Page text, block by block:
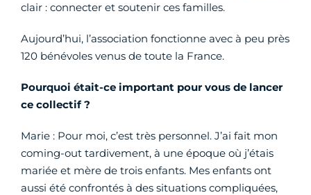
clair : connecter et soutenir ces familles.
Aujourd’hui, l’association fonctionne avec à peu près
120 bénévoles venus de toute la France.
Pourquoi était-ce important pour vous de lancer
ce collectif ?
Marie : Pour moi, c’est très personnel. J’ai fait mon
coming-out tardivement, à une époque où j’étais
mariée et mère de trois enfants. Mes enfants ont
aussi été confrontés à des situations compliquées,